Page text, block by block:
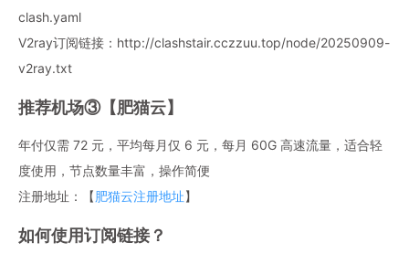
clash.yaml
V2ray订阅链接：http://clashstair.cczzuu.top/node/20250909-
v2ray.txt
推荐机场③【肥猫云】
年付仅需 72 元，平均每月仅 6 元，每月 60G 高速流量，适合轻
度使用，节点数量丰富，操作简便
注册地址：【肥猫云注册地址】
如何使用订阅链接？